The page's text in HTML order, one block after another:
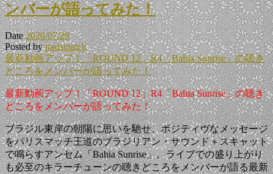
ンバーが語ってみた！
Date2020/07/29
Posted byparismatch
最新動画アップ！「ROUND 12」R4「Bahia Sunrise」の聴き
どころをメンバーが語ってみた！
最新動画アップ！「ROUND 12」R4「Bahia Sunrise」の聴き
どころをメンバーが語ってみた！
ブラジル東岸の朝陽に思いを馳せ、ポジティヴなメッセージ
をパリスマッチ王道のブラジリアン・サウンド＋スキャット
で鳴らすアンセム「Bahia Sunrise」。ライブでの盛り上がり
も必至のキラーチューンの聴きどころをメンバーが語る最新